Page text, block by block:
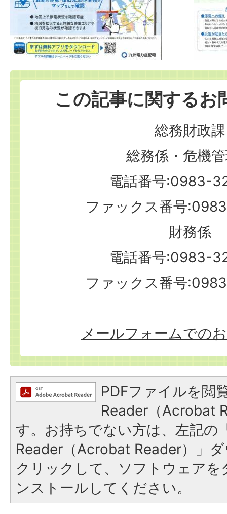
この記事に関するお
総務財政課
総務係・危機
電話番号:0983-
ファックス番号
財務係
電話番号:0983-
ファックス番号
メールフォームでの
PDFファイルを閲
Reader（Acrobat
す。お持ちでない方は、左記の
Reader（Acrobat Reader）」
クリックして、ソフトウェア
ンストールしてください。